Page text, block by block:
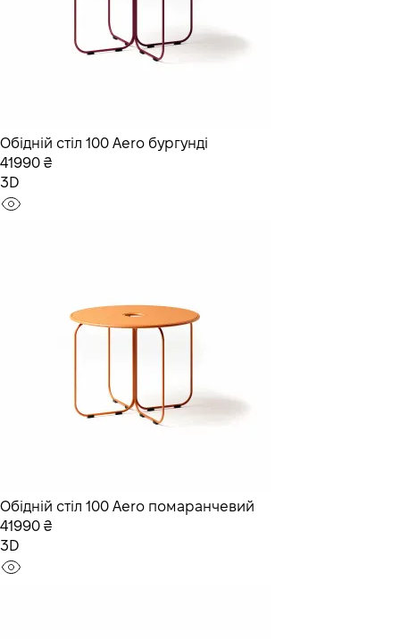
Обідній стіл 100 Aero бургунді
41990 ₴
3D
Обідній стіл 100 Aero помаранчевий
41990 ₴
3D